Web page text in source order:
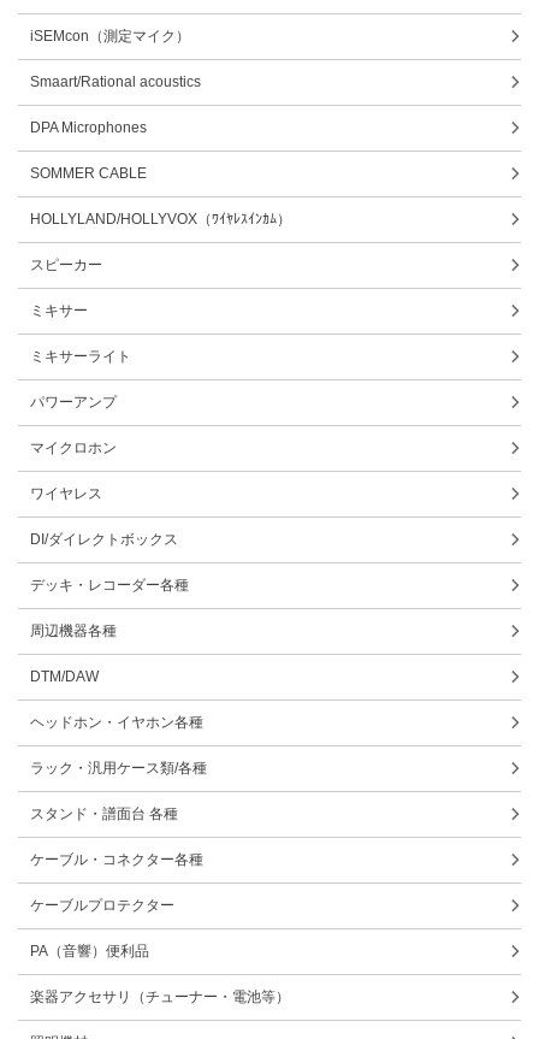
iSEMcon（測定マイク）
Smaart/Rational acoustics
DPA Microphones
SOMMER CABLE
HOLLYLAND/HOLLYVOX（ﾜｲﾔﾚｽｲﾝｶﾑ）
スピーカー
ミキサー
ミキサーライト
パワーアンプ
マイクロホン
ワイヤレス
DI/ダイレクトボックス
デッキ・レコーダー各種
周辺機器各種
DTM/DAW
ヘッドホン・イヤホン各種
ラック・汎用ケース類/各種
スタンド・譜面台 各種
ケーブル・コネクター各種
ケーブルプロテクター
PA（音響）便利品
楽器アクセサリ（チューナー・電池等）